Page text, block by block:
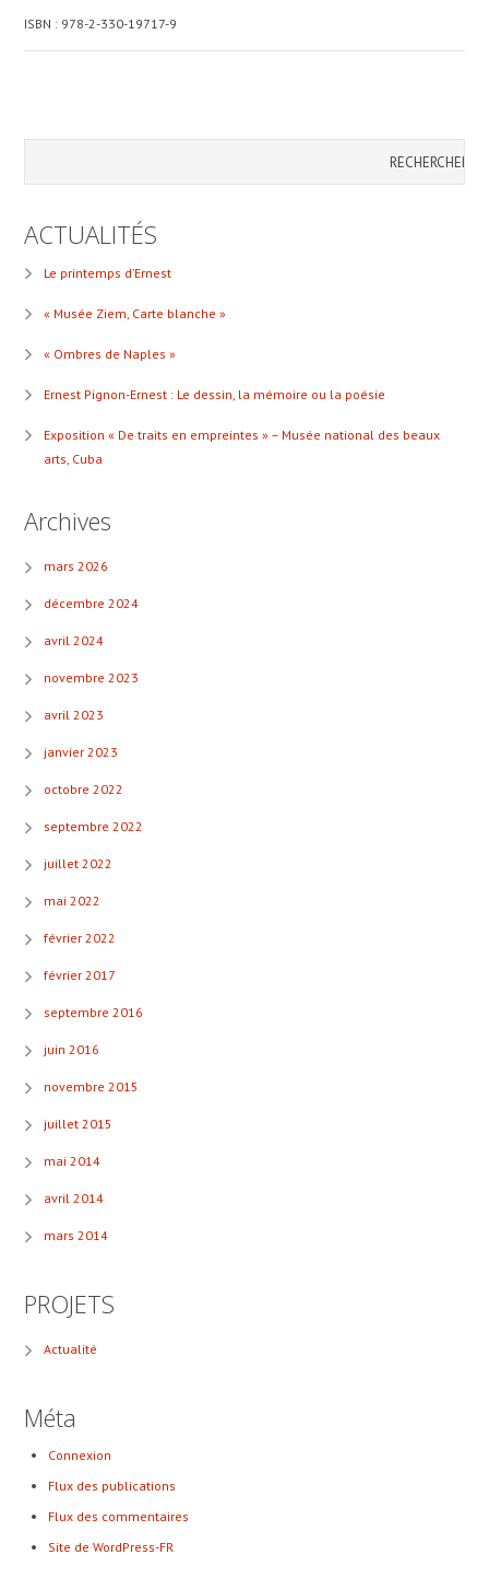
ISBN : 978-2-330-19717-9
ACTUALITÉS
Le printemps d’Ernest
« Musée Ziem, Carte blanche »
« Ombres de Naples »
Ernest Pignon-Ernest : Le dessin, la mémoire ou la poésie
Exposition « De traits en empreintes » – Musée national des beaux
arts, Cuba
Archives
mars 2026
décembre 2024
avril 2024
novembre 2023
avril 2023
janvier 2023
octobre 2022
septembre 2022
juillet 2022
mai 2022
février 2022
février 2017
septembre 2016
juin 2016
novembre 2015
juillet 2015
mai 2014
avril 2014
mars 2014
PROJETS
Actualité
Méta
Connexion
Flux des publications
Flux des commentaires
Site de WordPress-FR